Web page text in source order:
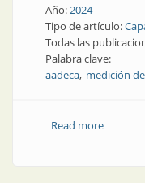
Año:2024
Tipo de artículo:
Todas las
Palabra clave:
aadeca medición
Read moreabout